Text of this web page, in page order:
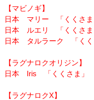
【マビノギ】
日本 マリー 「くくさま
日本 ルエリ 「くくさま
日本 タルラーク 「くく
【ラグナロクオリジン】
日本 Iris 「くくさま」
【ラグナロクX】